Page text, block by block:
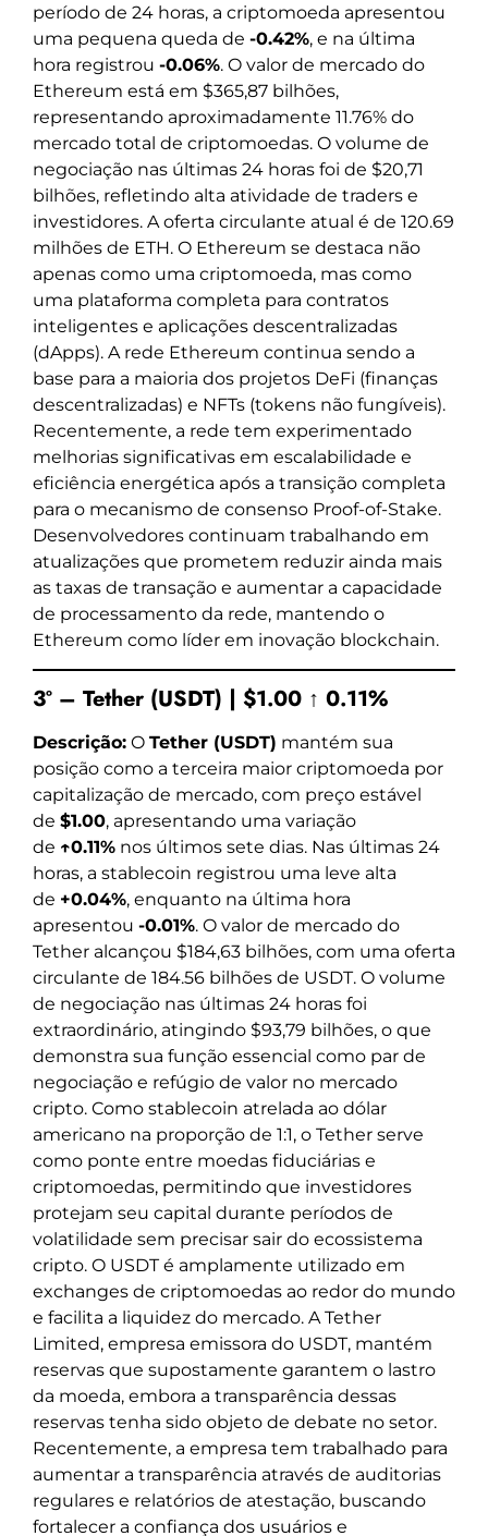
período de 24 horas, a criptomoeda apresentou
uma pequena queda de -0.42%, e na última
hora registrou -0.06%. O valor de mercado do
Ethereum está em $365,87 bilhões,
representando aproximadamente 11.76% do
mercado total de criptomoedas. O volume de
negociação nas últimas 24 horas foi de $20,71
bilhões, refletindo alta atividade de traders e
investidores. A oferta circulante atual é de 120.69
milhões de ETH. O Ethereum se destaca não
apenas como uma criptomoeda, mas como
uma plataforma completa para contratos
inteligentes e aplicações descentralizadas
(dApps). A rede Ethereum continua sendo a
base para a maioria dos projetos DeFi (finanças
descentralizadas) e NFTs (tokens não fungíveis).
Recentemente, a rede tem experimentado
melhorias significativas em escalabilidade e
eficiência energética após a transição completa
para o mecanismo de consenso Proof-of-Stake.
Desenvolvedores continuam trabalhando em
atualizações que prometem reduzir ainda mais
as taxas de transação e aumentar a capacidade
de processamento da rede, mantendo o
Ethereum como líder em inovação blockchain.
3º – Tether (USDT) | $1.00 ↑ 0.11%
Descrição: O Tether (USDT) mantém sua
posição como a terceira maior criptomoeda por
capitalização de mercado, com preço estável
de $1.00, apresentando uma variação
de ↑0.11% nos últimos sete dias. Nas últimas 24
horas, a stablecoin registrou uma leve alta
de +0.04%, enquanto na última hora
apresentou -0.01%. O valor de mercado do
Tether alcançou $184,63 bilhões, com uma oferta
circulante de 184.56 bilhões de USDT. O volume
de negociação nas últimas 24 horas foi
extraordinário, atingindo $93,79 bilhões, o que
demonstra sua função essencial como par de
negociação e refúgio de valor no mercado
cripto. Como stablecoin atrelada ao dólar
americano na proporção de 1:1, o Tether serve
como ponte entre moedas fiduciárias e
criptomoedas, permitindo que investidores
protejam seu capital durante períodos de
volatilidade sem precisar sair do ecossistema
cripto. O USDT é amplamente utilizado em
exchanges de criptomoedas ao redor do mundo
e facilita a liquidez do mercado. A Tether
Limited, empresa emissora do USDT, mantém
reservas que supostamente garantem o lastro
da moeda, embora a transparência dessas
reservas tenha sido objeto de debate no setor.
Recentemente, a empresa tem trabalhado para
aumentar a transparência através de auditorias
regulares e relatórios de atestação, buscando
fortalecer a confiança dos usuários e